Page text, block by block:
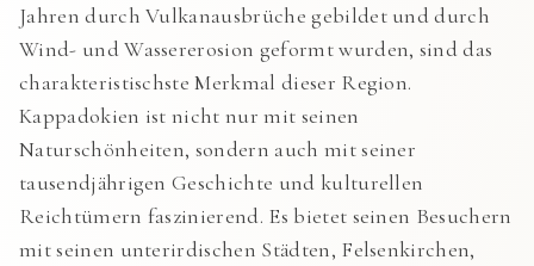
Jahren durch Vulkanausbrüche gebildet und durch
Wind- und Wassererosion geformt wurden, sind das
charakteristischste Merkmal dieser Region.
Kappadokien ist nicht nur mit seinen
Naturschönheiten, sondern auch mit seiner
tausendjährigen Geschichte und kulturellen
Reichtümern faszinierend. Es bietet seinen Besuchern
mit seinen unterirdischen Städten, Felsenkirchen,